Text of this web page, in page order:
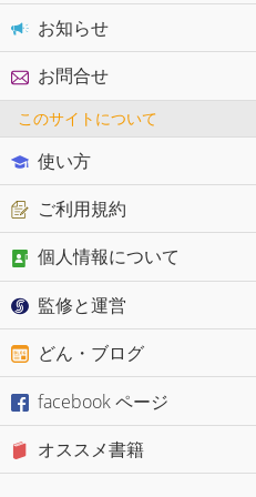
お知らせ
お問合せ
このサイトについて
使い方
ご利用規約
個人情報について
監修と運営
どん・ブログ
facebook ページ
オススメ書籍